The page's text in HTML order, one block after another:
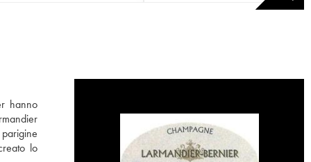
hanno
lo